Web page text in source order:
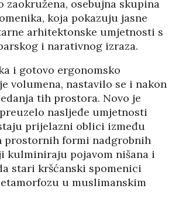
zaokružena, osebujna skupina
koja pokazuju jasne
arhitektonske umjetnosti s
i narativnog izraza.
i gotovo ergonomsko
volumena, nastavilo se i nakon
tih prostora. Novo je
nasljeđe umjetnosti
prijelazni oblici između
prostornih formi nadgrobnih
kulminiraju pojavom nišana i
stari kršćanski spomenici
u muslimanskim